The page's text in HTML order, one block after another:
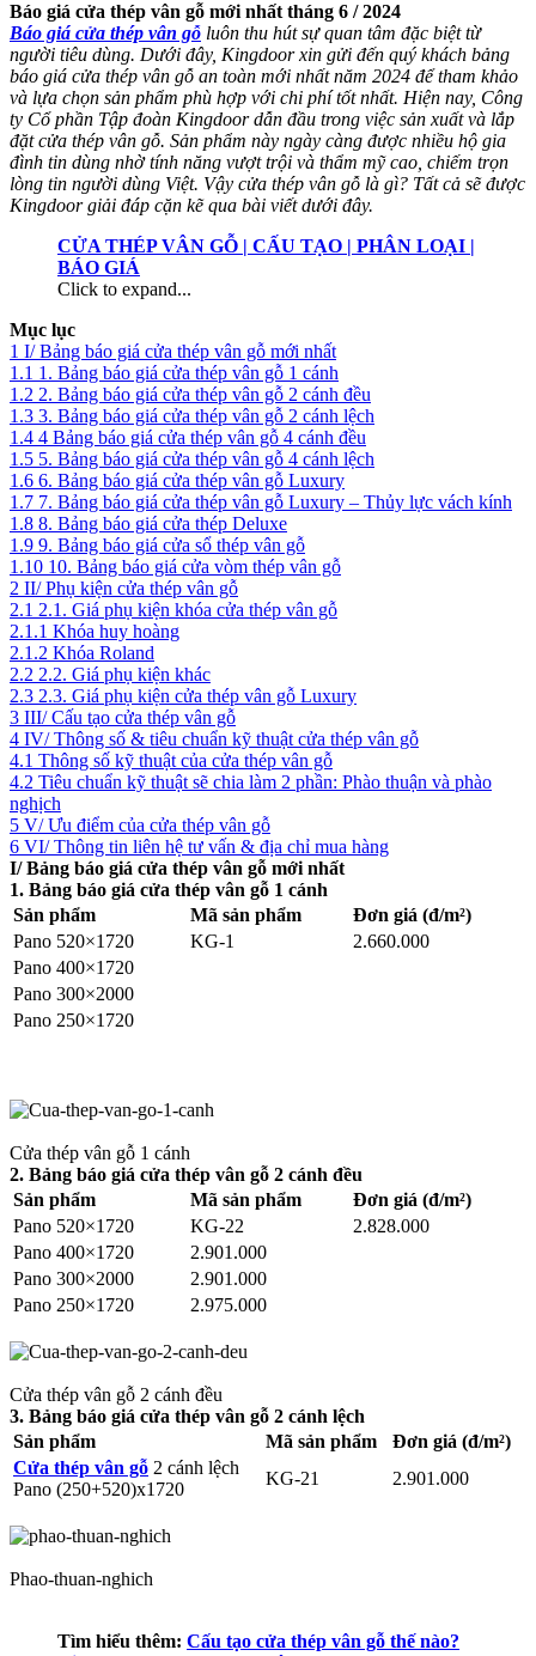
Báo giá cửa thép vân gỗ mới nhất tháng 6 / 2024
Báo giá cửa thép vân gỗ luôn thu hút sự quan tâm đặc biệt từ
người tiêu dùng. Dưới đây, Kingdoor xin gửi đến quý khách bảng
báo giá cửa thép vân gỗ an toàn mới nhất năm 2024 để tham khảo
và lựa chọn sản phẩm phù hợp với chi phí tốt nhất. Hiện nay, Công
ty Cổ phần Tập đoàn Kingdoor dẫn đầu trong việc sản xuất và lắp
đặt cửa thép vân gỗ. Sản phẩm này ngày càng được nhiều hộ gia
đình tin dùng nhờ tính năng vượt trội và thẩm mỹ cao, chiếm trọn
lòng tin người dùng Việt. Vậy cửa thép vân gỗ là gì? Tất cả sẽ được
Kingdoor giải đáp cặn kẽ qua bài viết dưới đây.
CỬA THÉP VÂN GỖ | CẤU TẠO | PHÂN LOẠI |
BÁO GIÁ
Click to expand...
Mục lục
1 I/ Bảng báo giá cửa thép vân gỗ mới nhất
1.1 1. Bảng báo giá cửa thép vân gỗ 1 cánh
1.2 2. Bảng báo giá cửa thép vân gỗ 2 cánh đều
1.3 3. Bảng báo giá cửa thép vân gỗ 2 cánh lệch
1.4 4 Bảng báo giá cửa thép vân gỗ 4 cánh đều
1.5 5. Bảng báo giá cửa thép vân gỗ 4 cánh lệch
1.6 6. Bảng báo giá cửa thép vân gỗ Luxury
1.7 7. Bảng báo giá cửa thép vân gỗ Luxury – Thủy lực vách kính
1.8 8. Bảng báo giá cửa thép Deluxe
1.9 9. Bảng báo giá cửa sổ thép vân gỗ
1.10 10. Bảng báo giá cửa vòm thép vân gỗ
2 II/ Phụ kiện cửa thép vân gỗ
2.1 2.1. Giá phụ kiện khóa cửa thép vân gỗ
2.1.1 Khóa huy hoàng
2.1.2 Khóa Roland
2.2 2.2. Giá phụ kiện khác
2.3 2.3. Giá phụ kiện cửa thép vân gỗ Luxury
3 III/ Cấu tạo cửa thép vân gỗ
4 IV/ Thông số & tiêu chuẩn kỹ thuật cửa thép vân gỗ
4.1 Thông số kỹ thuật của cửa thép vân gỗ
4.2 Tiêu chuẩn kỹ thuật sẽ chia làm 2 phần: Phào thuận và phào
nghịch
5 V/ Ưu điểm của cửa thép vân gỗ
6 VI/ Thông tin liên hệ tư vấn & địa chỉ mua hàng
I/ Bảng báo giá cửa thép vân gỗ mới nhất
1. Bảng báo giá cửa thép vân gỗ 1 cánh
Sản phẩm
Mã sản phẩm
Đơn giá (đ/m²)
Pano 520×1720
KG-1
2.660.000
Pano 400×1720
Pano 300×2000
Pano 250×1720
Cửa thép vân gỗ 1 cánh
2. Bảng báo giá cửa thép vân gỗ 2 cánh đều
Sản phẩm
Mã sản phẩm
Đơn giá (đ/m²)
Pano 520×1720
KG-22
2.828.000
Pano 400×1720
2.901.000
Pano 300×2000
2.901.000
Pano 250×1720
2.975.000
Cửa thép vân gỗ 2 cánh đều
3. Bảng báo giá cửa thép vân gỗ 2 cánh lệch
Sản phẩm
Mã sản phẩm
Đơn giá (đ/m²)
Cửa thép vân gỗ 2 cánh lệch
Pano (250+520)x1720
KG-21 2.901.000
Phao-thuan-nghich
Tìm hiểu thêm: Cấu tạo cửa thép vân gỗ thế nào?